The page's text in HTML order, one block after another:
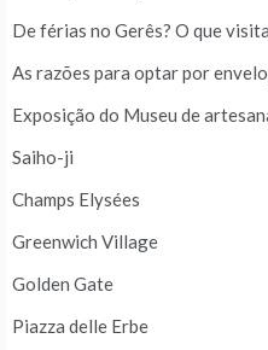
De férias no Gerês? O que
As razões para optar por
Exposição do Museu de
Saiho-ji
Champs Elysées
Greenwich Village
Golden Gate
Piazza delle Erbe